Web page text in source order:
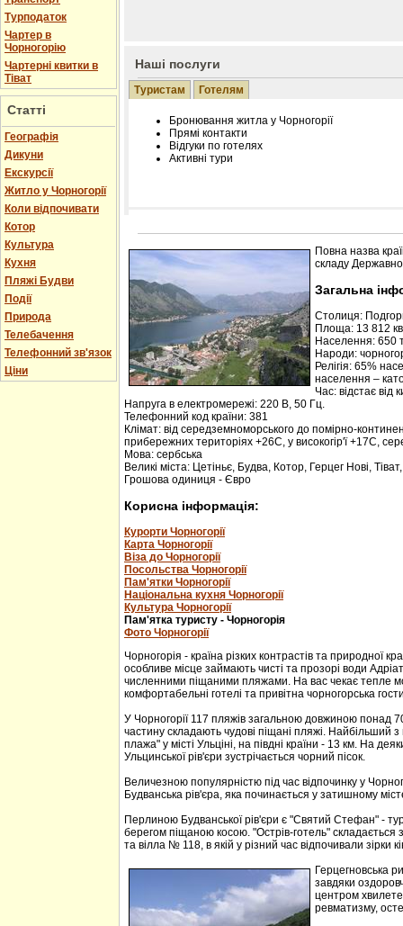
Турподаток
Чартер в
Чорногорію
Чартерні квитки в
Тіват
Статті
Географія
Дикуни
Екскурсії
Житло у Чорногорії
Коли відпочивати
Котор
Культура
Кухня
Пляжі Будви
Події
Природа
Телебачення
Телефонний зв'язок
Ціни
Наші послуги
Туристам Готелям
Бронювання житла у Чорногорії
Прямі контакти
Відгуки по готелях
Активні тури
Розміщення інформації про готель на
Редагування інформації і цін на вимогу
Лічільник відвідувачів
Повна назва
складу
Загальна
Столиця:
Площа: 13 812
Населення: 650
Народи:
Релігія: 65%
населення –
Час: відстає від
Напруга в електромережі: 220 В, 50 Гц.
Телефонний код країни: 381
Клімат: від середземноморського до помірно-
прибережних територіях +26С, у високогір'ї +17С,
Мова: сербська
Великі міста: Цетіньє, Будва, Котор, Герцег Нові,
Грошова одиниця - Євро
Корисна інформація:
Курорти Чорногорії
Карта Чорногорії
Віза до Чорногорії
Посольства Чорногорії
Пам'ятки Чорногорії
Національна кухня Чорногорії
Культура Чорногорії
Пам'ятка туристу - Чорногорія
Фото Чорногорії
Чорногорія - країна різких контрастів та природної
особливе місце займають чисті та прозорі води
численними піщаними пляжами. На вас чекає тепле
комфортабельні готелі та привітна чорногорська
У Чорногорії 117 пляжів загальною довжиною понад
частину складають чудові піщані пляжі. Найбільший
плажа" у місті Ульціні, на півдні країни - 13 км. На
Ульцинської рів'єри зустрічається чорний пісок.
Величезною популярністю під час відпочинку у
Будванська рів'єра, яка починається у затишному
Перлиною Будванської рів'єри є "Святий Стефан" -
берегом піщаною косою. "Острів-готель"
та вілла № 118, в якій у різний час відпочивали зірки
Герцегновська
завдяки
центром
ревматизму,